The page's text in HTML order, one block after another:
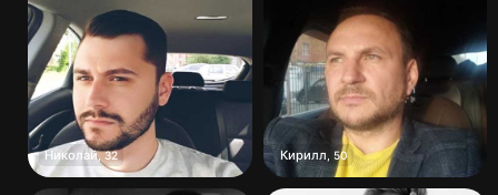
Николай,32 Кирилл 50